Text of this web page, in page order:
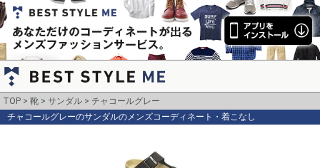
TOP 靴 サンダル
チャコールグレー
チャコールグレーのサンダルのメンズコーディネート・着こなし